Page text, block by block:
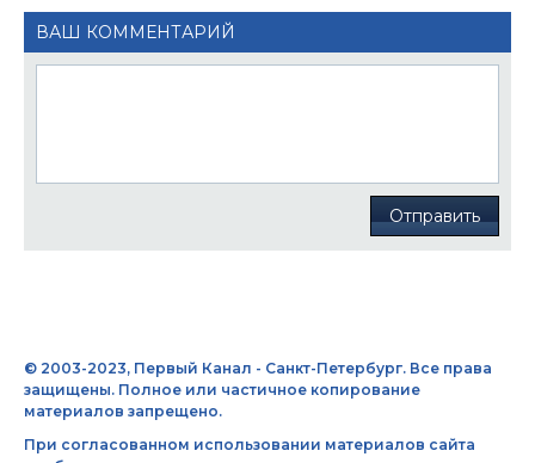
ВАШ КОММЕНТАРИЙ
Отправить
© 2003-2023, Первый Канал - Санкт-Петербург. Все права
защищены. Полное или частичное копирование
материалов запрещено.
При согласованном использовании материалов сайта